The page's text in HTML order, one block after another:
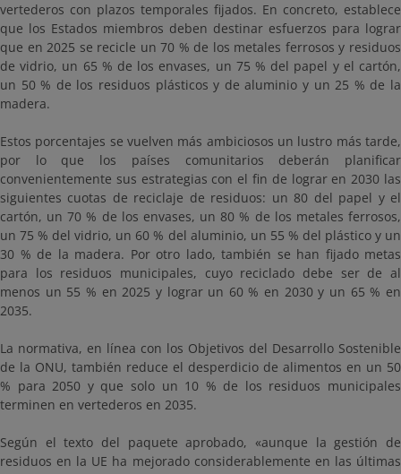
vertederos con plazos temporales fijados. En concreto, establece
que los Estados miembros deben destinar esfuerzos para lograr
que en 2025 se recicle un 70 % de los metales ferrosos y residuos
de vidrio, un 65 % de los envases, un 75 % del papel y el cartón,
un 50 % de los residuos plásticos y de aluminio y un 25 % de la
madera.
Estos porcentajes se vuelven más ambiciosos un lustro más tarde,
por lo que los países comunitarios deberán planificar
convenientemente sus estrategias con el fin de lograr en 2030 las
siguientes cuotas de reciclaje de residuos: un 80 del papel y el
cartón, un 70 % de los envases, un 80 % de los metales ferrosos,
un 75 % del vidrio, un 60 % del aluminio, un 55 % del plástico y un
30 % de la madera. Por otro lado, también se han fijado metas
para los residuos municipales, cuyo reciclado debe ser de al
menos un 55 % en 2025 y lograr un 60 % en 2030 y un 65 % en
2035.
La normativa, en línea con los Objetivos del Desarrollo Sostenible
de la ONU, también reduce el desperdicio de alimentos en un 50
% para 2050 y que solo un 10 % de los residuos municipales
terminen en vertederos en 2035.
Según el texto del paquete aprobado, «aunque la gestión de
residuos en la UE ha mejorado considerablemente en las últimas